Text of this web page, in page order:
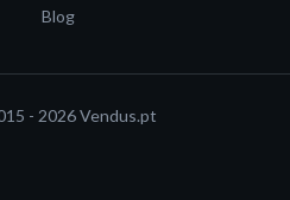
Blog
- 2026Vendus.pt